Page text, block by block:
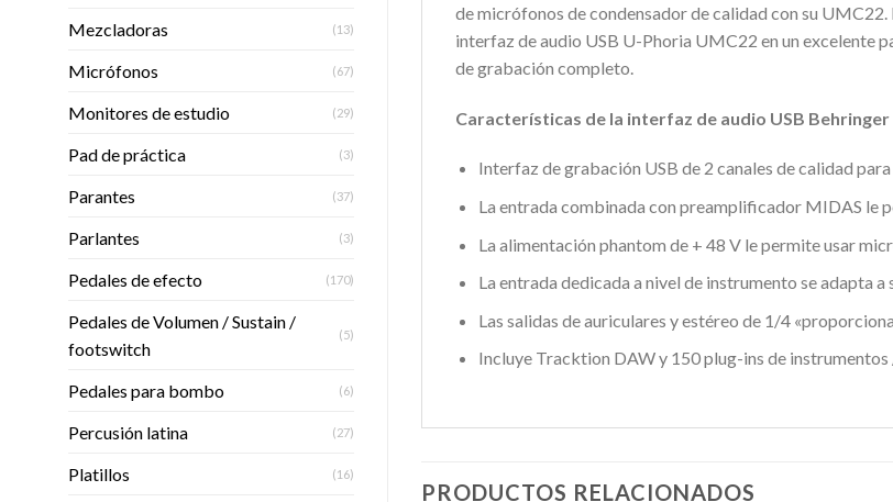
Mezcladoras (13)
Micrófonos (67)
Monitores de estudio (29)
Pad de práctica (3)
Parantes (37)
Parlantes (3)
Pedales de efecto (170)
Pedales de Volumen / Sustain /
footswitch
(5)
Pedales para bombo (6)
Percusión latina (27)
Platillos (16)
de micrófonos de condensador de calidad con su
interfaz de audio USB U-Phoria UMC22 en un excelente
de grabación completo.
Características de la interfaz de audio USB
Interfaz de grabación USB de 2 canales de calidad
La entrada combinada con preamplificador MIDAS le
La alimentación phantom de + 48 V le permite usar
La entrada dedicada a nivel de instrumento se adapta a
Las salidas de auriculares y estéreo de 1/4
Incluye Tracktion DAW y 150 plug-ins de
PRODUCTOS RELACIONADOS